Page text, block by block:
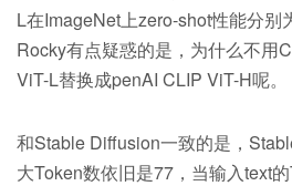
L在ImageNet上zero-shot性能分别
Rocky有点疑惑的是，为什么不用
ViT-L替换成penAI CLIP ViT-H呢。
和Stable Diffusion一致的是，
大Token数依旧是77，当输入text